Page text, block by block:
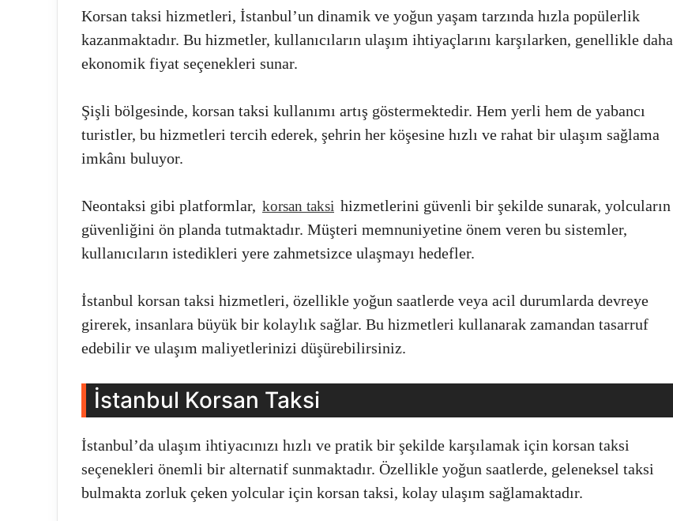
Korsan taksi hizmetleri, İstanbul’un dinamik ve yoğun yaşam tarzında hızla popülerlik
kazanmaktadır. Bu hizmetler, kullanıcıların ulaşım ihtiyaçlarını karşılarken, genellikle daha
ekonomik fiyat seçenekleri sunar.
Şişli bölgesinde, korsan taksi kullanımı artış göstermektedir. Hem yerli hem de yabancı
turistler, bu hizmetleri tercih ederek, şehrin her köşesine hızlı ve rahat bir ulaşım sağlama
imkânı buluyor.
Neontaksi gibi platformlar, korsan taksi hizmetlerini güvenli bir şekilde sunarak, yolcuların
güvenliğini ön planda tutmaktadır. Müşteri memnuniyetine önem veren bu sistemler,
kullanıcıların istedikleri yere zahmetsizce ulaşmayı hedefler.
İstanbul korsan taksi hizmetleri, özellikle yoğun saatlerde veya acil durumlarda devreye
girerek, insanlara büyük bir kolaylık sağlar. Bu hizmetleri kullanarak zamandan tasarruf
edebilir ve ulaşım maliyetlerinizi düşürebilirsiniz.
İstanbul Korsan Taksi
İstanbul’da ulaşım ihtiyacınızı hızlı ve pratik bir şekilde karşılamak için korsan taksi
seçenekleri önemli bir alternatif sunmaktadır. Özellikle yoğun saatlerde, geleneksel taksi
bulmakta zorluk çeken yolcular için korsan taksi, kolay ulaşım sağlamaktadır.